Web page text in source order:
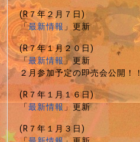
(R７年２月７日)
「最新情報」更新
(R７年１月２０日)
「最新情報」更新
２月参加予定の即売会公開！！
(R７年１月１６日)
「最新情報」更新
(R７年１月３日)